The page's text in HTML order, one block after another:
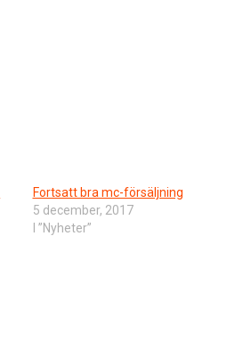
Fortsatt bra mc-försäljning
5 december, 2017
I ”Nyheter”